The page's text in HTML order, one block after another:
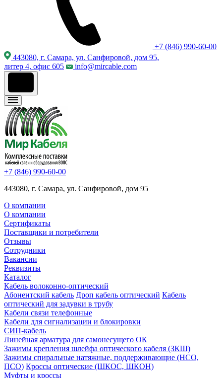
+7 (846) 990-60-00
443080, г. Самара, ул. Санфировой, дом 95,
литер 4, офис 605
info@mircable.com
+7 (846) 990-60-00
443080, г. Самара, ул. Санфировой, дом 95
О компании
О компании
Сертификаты
Поставщики и потребители
Отзывы
Сотрудники
Вакансии
Реквизиты
Каталог
Кабель волоконно-оптический
Абонентский кабель Дроп кабель оптический Кабель
оптический для задувки в трубу
Кабели связи телефонные
Кабели для сигнализации и блокировки
СИП-кабель
Линейная арматура для самонесущего ОК
Зажимы крепления шлейфа оптического кабеля (ЗКШ)
Зажимы спиральные натяжные, поддерживающие (НСО,
ПСО) Кроссы оптические (ШКОС, ШКОН)
Муфты и кроссы